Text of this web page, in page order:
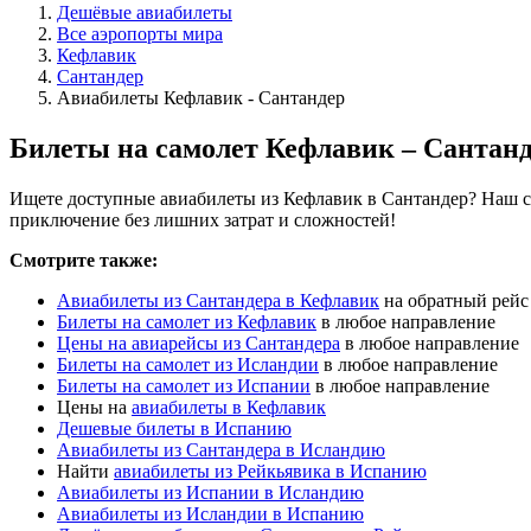
Дешёвые авиабилеты
Все аэропорты мира
Кефлавик
Сантандер
Авиабилеты Кефлавик - Сантандер
Билеты на самолет Кефлавик –
Ищете доступные авиабилеты из Кефлавик в Сантандер? Наш
приключение без лишних затрат и сложностей!
Смотрите также:
Авиабилеты из Сантандера в Кефлавик на обратный рейс
Билеты на самолет из Кефлавик в любое направление
Цены на авиарейсы из Сантандера в любое направление
Билеты на самолет из Исландии в любое направление
Билеты на самолет из Испании в любое направление
Цены на авиабилеты в Кефлавик
Дешевые билеты в Испанию
Авиабилеты из Сантандера в Исландию
Найти авиабилеты из Рейкьявика в Испанию
Авиабилеты из Испании в Исландию
Авиабилеты из Исландии в Испанию